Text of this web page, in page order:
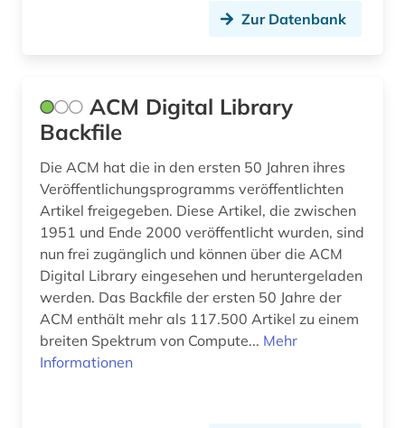
gebrauchsmusterrecht (1)
geschichte (3)
geschichte 1935-1953 (1)
getriebe (1)
gewerbliche schutzrechte (1)
gewerblicher rechtsschutz (1)
gleitlager (1)
Zur Datenbank
ACM Digital Library
Backfile
Die ACM hat die in den ersten 50 Jahren ihres
Veröffentlichungsprogramms veröffentlichten
Artikel freigegeben. Diese Artikel, die zwischen
1951 und Ende 2000 veröffentlicht wurden, sind
nun frei zugänglich und können über die ACM
Digital Library eingesehen und heruntergeladen
werden. Das Backfile der ersten 50 Jahre der
ACM enthält mehr als 117.500 Artikel zu einem
breiten Spektrum von Compute... Mehr
Informationen